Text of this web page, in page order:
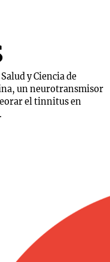
y Ciencia de
un neurotransmisor
el tinnitus en
Notas
La Sole en